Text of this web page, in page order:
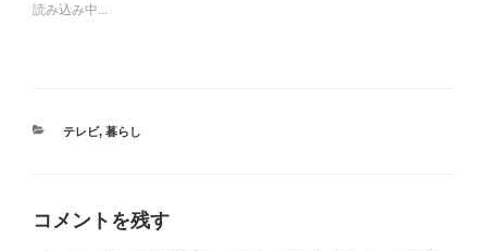
読み込み中...
カ
テレビ, 暮らし
コメントを残す